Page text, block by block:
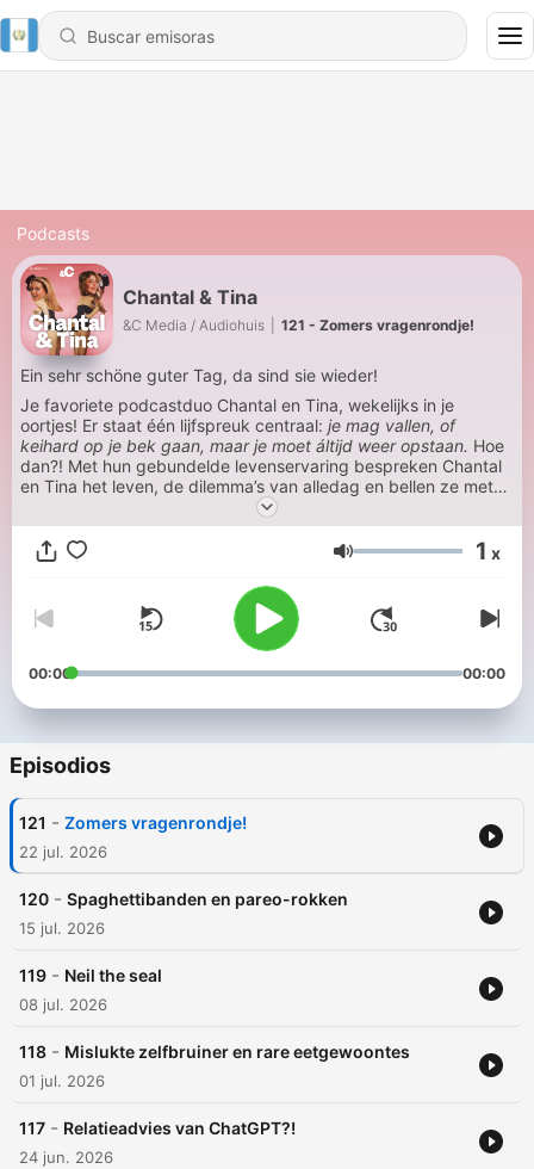
Podcasts
Chantal & Tina
&C Media / Audiohuis 121 - Zomers vragenrondje!
Ein sehr schöne guter Tag, da sind sie wieder!
Je favoriete podcastduo Chantal en Tina, wekelijks in je
oortjes! Er staat één lijfspreuk centraal: je mag vallen, of
keihard op je bek gaan, maar je moet áltijd weer opstaan. Hoe
dan?! Met hun gebundelde levenservaring bespreken Chantal
en Tina het leven, de dilemma’s van alledag en bellen ze met
BN’ers die blij zijn zodat jij daar ook blij van wordt. Viel Spaß!
Volumen 1 x
00:00 00:00
Episodios
121 - Zomers vragenrondje!
22 jul. 2026
120 - Spaghettibanden en pareo-rokken
15 jul. 2026
119 - Neil the seal
08 jul. 2026
118 - Mislukte zelfbruiner en rare eetgewoontes
01 jul. 2026
117 - Relatieadvies van ChatGPT?!
24 jun. 2026